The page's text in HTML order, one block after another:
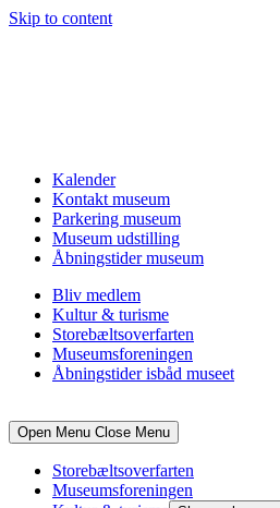
Skip to content
Kalender
Kontakt museum
Parkering museum
Museum udstilling
Åbningstider museum
Bliv medlem
Kultur & turisme
Storebæltsoverfarten
Museumsforeningen
Åbningstider isbåd museet
Open Menu Close Menu
Storebæltsoverfarten
Museumsforeningen